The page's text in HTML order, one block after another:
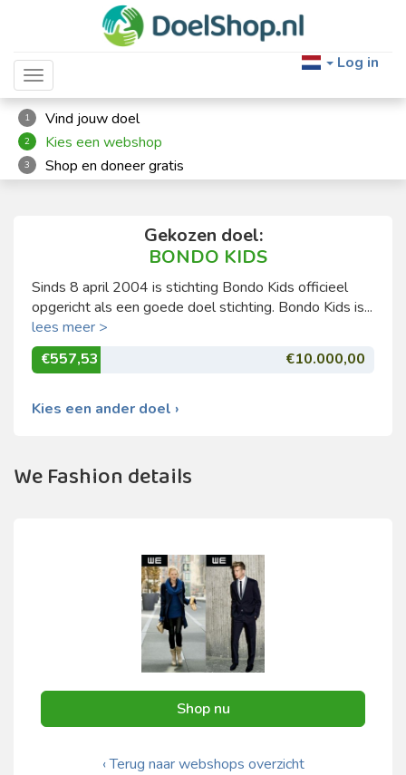
Toggle navigation
Log in
1 Vind jouw doel
2 Kies een webshop
3 Shop en doneer gratis
Gekozen doel:
BONDO KIDS
Sinds 8 april 2004 is stichting Bondo Kids officieel
opgericht als een goede doel stichting. Bondo Kids is...
lees meer >
€557,53
€10.000,00
Kies een ander doel ›
We Fashion details
Shop nu
‹ Terug naar webshops overzicht